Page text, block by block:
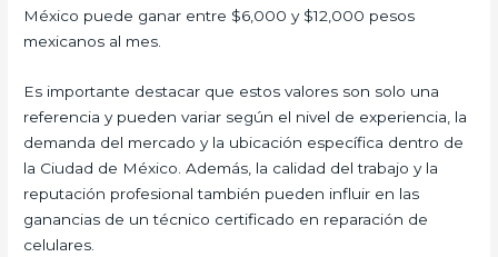
México puede ganar entre $6,000 y $12,000 pesos
mexicanos al mes.
Es importante destacar que estos valores son solo una
referencia y pueden variar según el nivel de experiencia, la
demanda del mercado y la ubicación específica dentro de
la Ciudad de México. Además, la calidad del trabajo y la
reputación profesional también pueden influir en las
ganancias de un técnico certificado en reparación de
celulares.